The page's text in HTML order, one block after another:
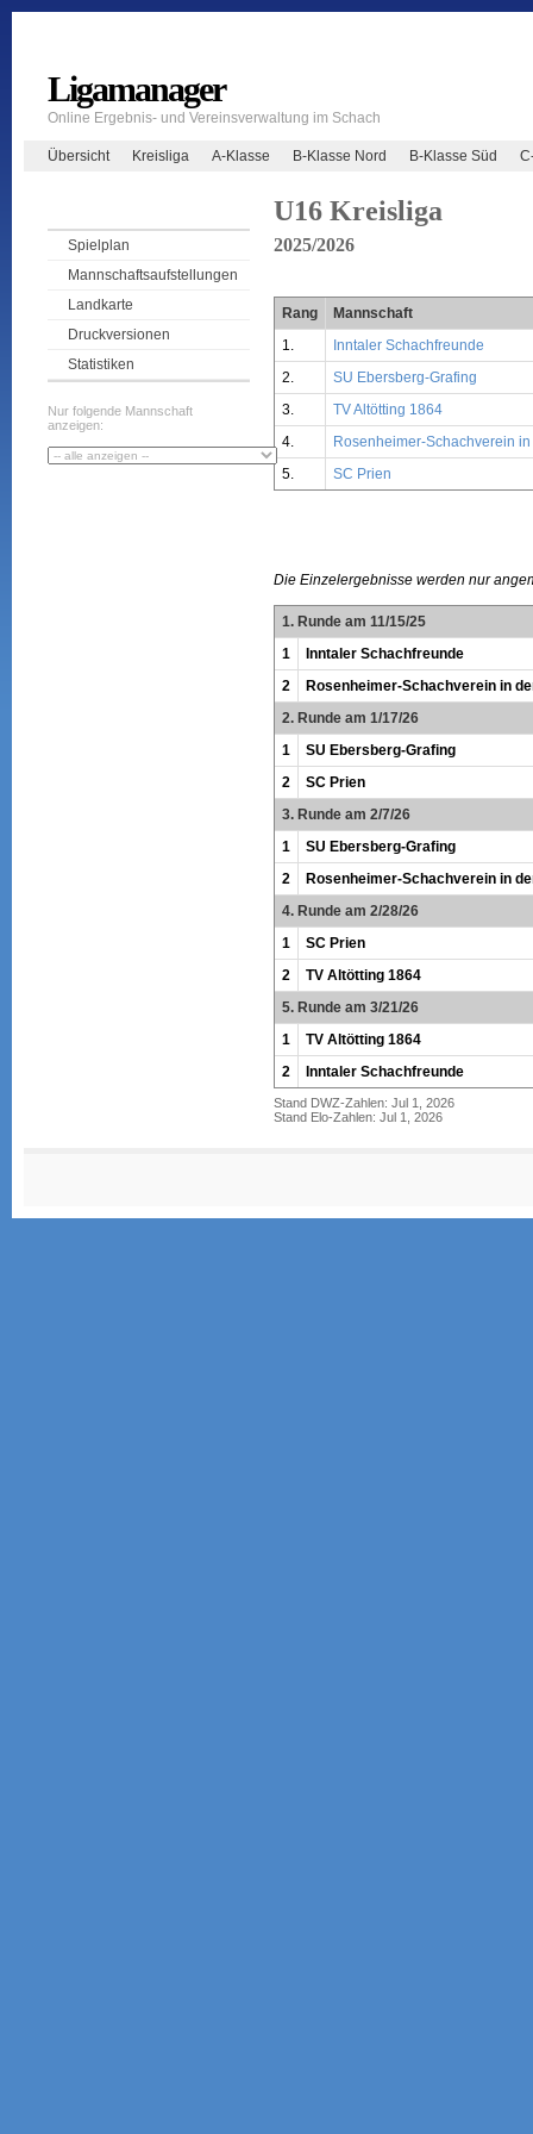
Ligamanager
Online Ergebnis- und Vereinsverwaltung im Schach
Übersicht Kreisliga A-Klasse B-Klasse Nord B-Klasse Süd
Spielplan
Mannschaftsaufstellungen
Landkarte
Druckversionen
Statistiken
Nur folgende Mannschaft
anzeigen:
U16 Kreisliga
2025/2026
Rang
Mannschaft
1.
Inntaler Schachfreunde
2.
SU Ebersberg-Grafing
3.
TV Altötting 1864
4.
Rosenheimer-Schachverein in
5.
SC Prien
Die Einzelergebnisse werden nur
1. Runde am 11/15/25
1
Inntaler Schachfreunde
2
Rosenheimer-Schachverein in
2. Runde am 1/17/26
1
SU Ebersberg-Grafing
2
SC Prien
3. Runde am 2/7/26
1
SU Ebersberg-Grafing
2
Rosenheimer-Schachverein in
4. Runde am 2/28/26
1
SC Prien
2
TV Altötting 1864
5. Runde am 3/21/26
1
TV Altötting 1864
2
Inntaler Schachfreunde
Stand DWZ-Zahlen: Jul 1, 2026
Stand Elo-Zahlen: Jul 1, 2026